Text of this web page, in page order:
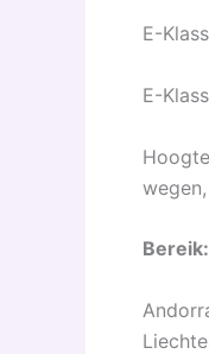
E-
E-
Bereik: